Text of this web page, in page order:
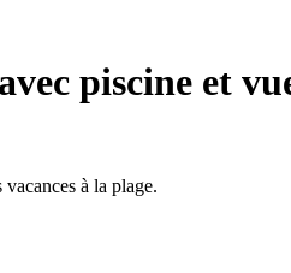
piscine et
à la plage.